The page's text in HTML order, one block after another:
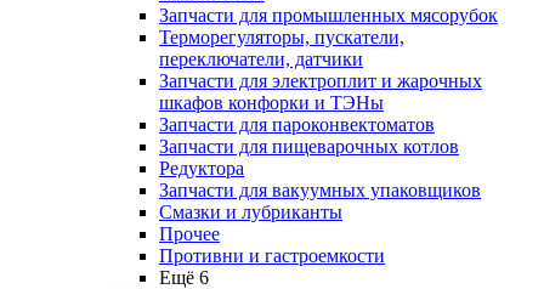
Запчасти для промышленных мясорубок
Терморегуляторы, пускатели,
переключатели, датчики
Запчасти для электроплит и жарочных
шкафов конфорки и ТЭНы
Запчасти для пароконвектоматов
Запчасти для пищеварочных котлов
Редуктора
Запчасти для вакуумных упаковщиков
Смазки и лубриканты
Прочее
Противни и гастроемкости
Ещё 6